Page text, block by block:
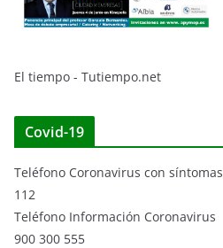
El tiempo - Tutiempo.net
Covid-19
Teléfono Coronavirus con síntomas
112
Teléfono Información Coronavirus
900 300 555